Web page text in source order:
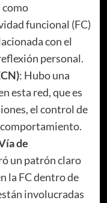
funcional (FC)
con el
personal.
: Hubo una
esta red, que es
el control de
de
un patrón claro
la FC dentro de
involucradas